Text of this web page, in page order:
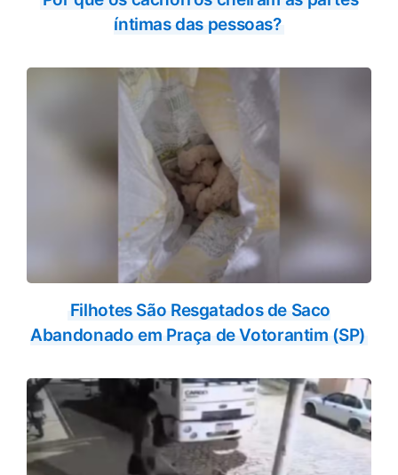
íntimas das pessoas?
Filhotes São Resgatados de Saco
Abandonado em Praça de Votorantim (SP)